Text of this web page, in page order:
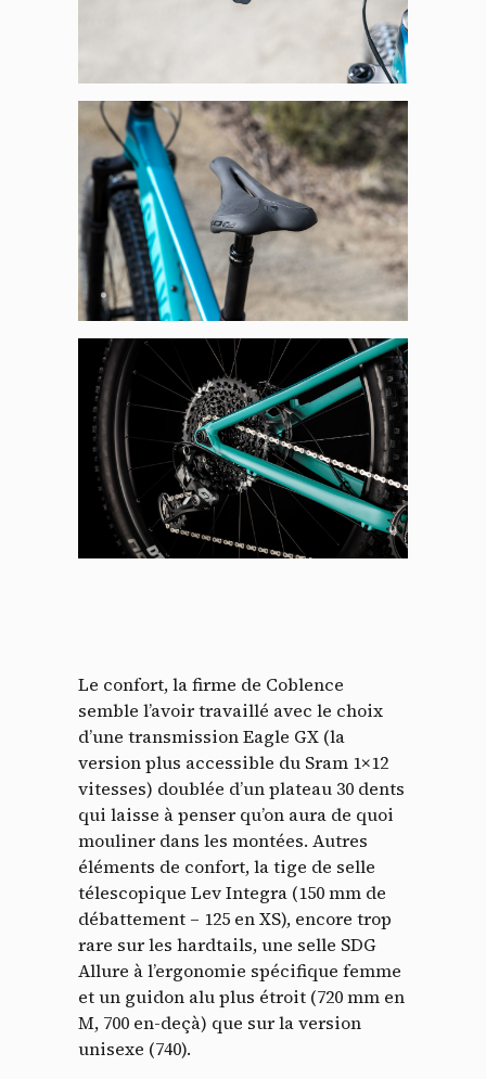
Le confort, la firme de Coblence
semble l’avoir travaillé avec le choix
d’une transmission Eagle GX (la
version plus accessible du Sram 1×12
vitesses) doublée d’un plateau 30 dents
qui laisse à penser qu’on aura de quoi
mouliner dans les montées. Autres
éléments de confort, la tige de selle
télescopique Lev Integra (150 mm de
débattement – 125 en XS), encore trop
rare sur les hardtails, une selle SDG
Allure à l’ergonomie spécifique femme
et un guidon alu plus étroit (720 mm en
M, 700 en-deçà) que sur la version
unisexe (740).